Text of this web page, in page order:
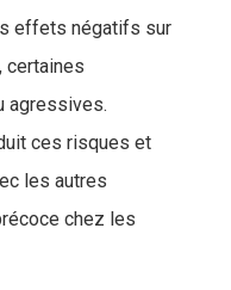
effets négatifs sur
certaines
agressives.
ces risques et
les autres
chez les